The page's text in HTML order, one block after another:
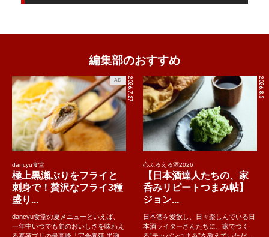
編集部のおすすめ
2026.7.27
AD
dancyu食堂
極上黒瀬ぶりをフライと
刺身で！贅沢なフライ3種
盛り...
dancyu食堂の夏メニューといえば、
一年中いつでも旬のおいしさを味わえ
2026.8.5
心ふるえる酒2026
【日本酒達人たちの、家
呑みリピートつまみ帖】
ジョン...
日本酒を愛飲し、日々楽しんでいる日
本酒ライターさんたちに、家でつく